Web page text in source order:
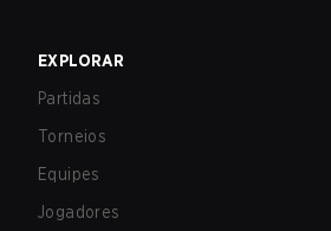
EXPLORAR
Partidas
Torneios
Equipes
Jogadores